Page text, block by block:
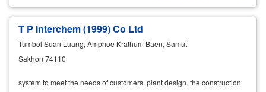
T P Interchem (1999) Co Ltd
Tumbol Suan Luang, Amphoe Krathum Baen, Samut
Sakhon 74110
system to meet the needs of customers. plant design. the construction